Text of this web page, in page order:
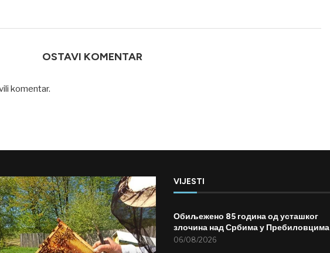
OSTAVI KOMENTAR
komentar.
VIJESTI
Обиљежено 85 година од усташког
злочина над Србима у Пребиловцима
06/08/2026